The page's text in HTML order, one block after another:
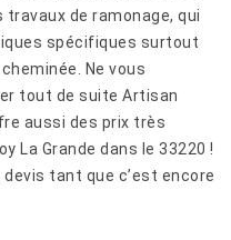
de ramonage, qui
spécifiques surtout
Ne vous
tout de suite Artisan
aussi des prix très
La Grande dans le 33220 !
tant que c’est encore